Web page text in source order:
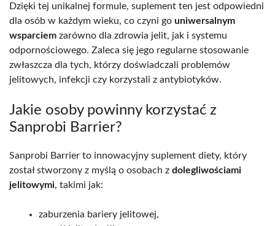
Dzięki tej unikalnej formule, suplement ten jest odpowiedni
dla osób w każdym wieku, co czyni go uniwersalnym
wsparciem zarówno dla zdrowia jelit, jak i systemu
odpornościowego. Zaleca się jego regularne stosowanie
zwłaszcza dla tych, którzy doświadczali problemów
jelitowych, infekcji czy korzystali z antybiotyków.
Jakie osoby powinny korzystać z
Sanprobi Barrier?
Sanprobi Barrier to innowacyjny suplement diety, który
został stworzony z myślą o osobach z dolegliwościami
jelitowymi, takimi jak:
zaburzenia bariery jelitowej,